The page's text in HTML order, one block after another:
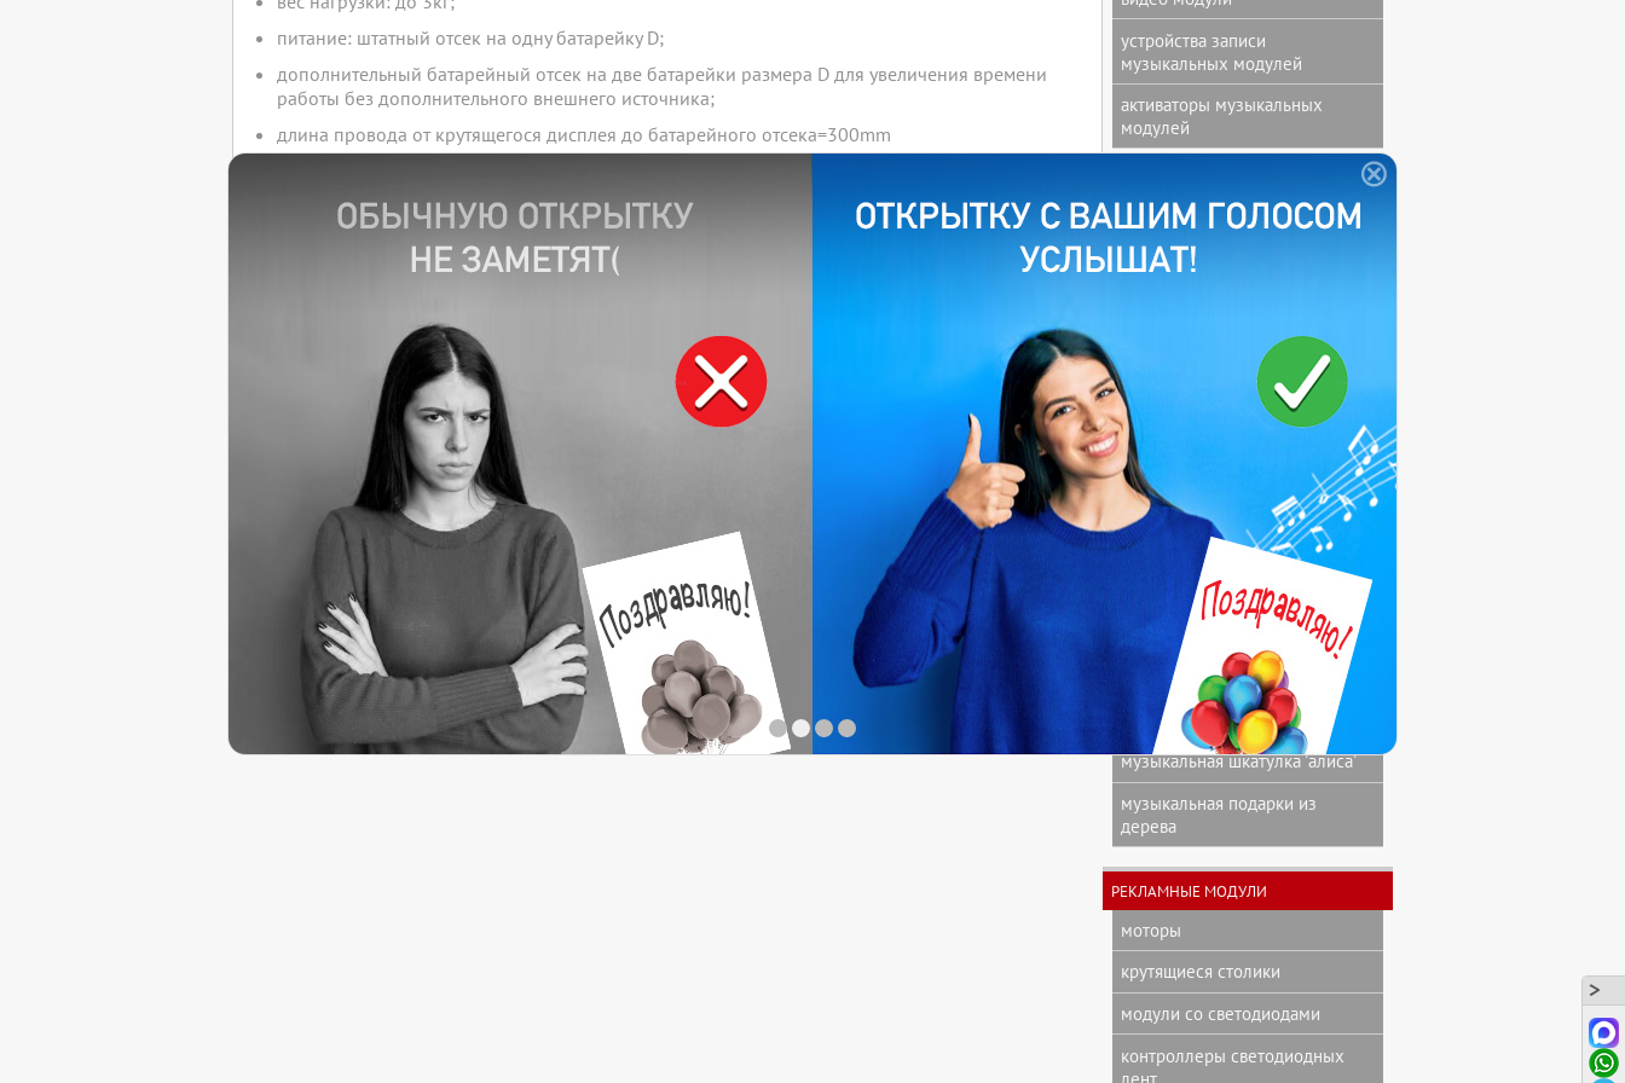
устройства записи
музыкальных модулей
активаторы музыкальных
модулей
музыкальные открытки с
дизайном заказчика
звуковая открытка без печати
музыкальная открытка с
печатью
музыкальная открытка ручной
работы
СУВЕНИРЫ И ПОДАРКИ
звуковая книга о гагарине
мини фигурки
музыкальная игрушка 'коровка'
музыкальные, голосовые
подарочные коробки
музыкальная шкатулка 'алиса'
музыкальная подарки из
дерева
РЕКЛАМНЫЕ МОДУЛИ
моторы
крутящиеся столики
модули со светодиодами
контроллеры светодиодных
лент
питание: штатный отсек на одну батарейку D;
дополнительный батарейный отсек на две батарейки размера D для увеличения времени
работы без дополнительного внешнего источника;
длина провода от крутящегося дисплея до батарейного отсека=300mm